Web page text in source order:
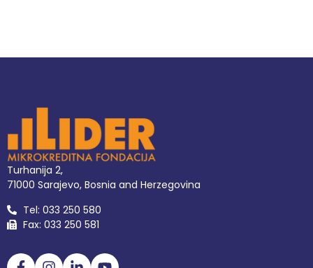
Turhanija 2,
71000 Sarajevo, Bosnia and Herzegovina
Tel: 033 250 580
Fax: 033 250 581